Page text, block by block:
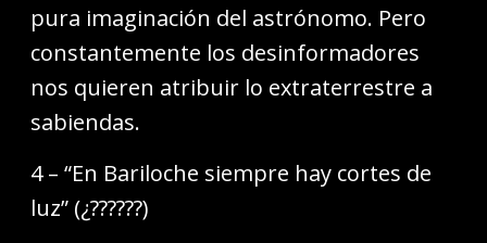
pura imaginación del astrónomo. Pero
constantemente los desinformadores
nos quieren atribuir lo extraterrestre a
sabiendas.
4 – “En Bariloche siempre hay cortes de
luz” (¿??????)